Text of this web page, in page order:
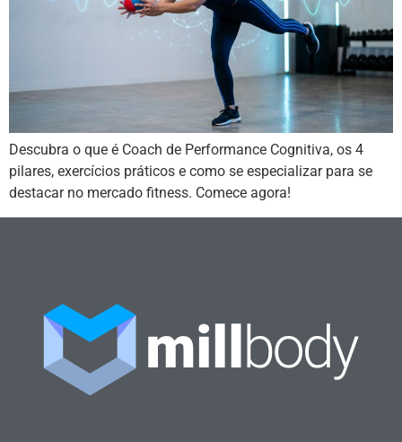
Descubra o que é Coach de Performance Cognitiva, os 4
pilares, exercícios práticos e como se especializar para se
destacar no mercado fitness. Comece agora!